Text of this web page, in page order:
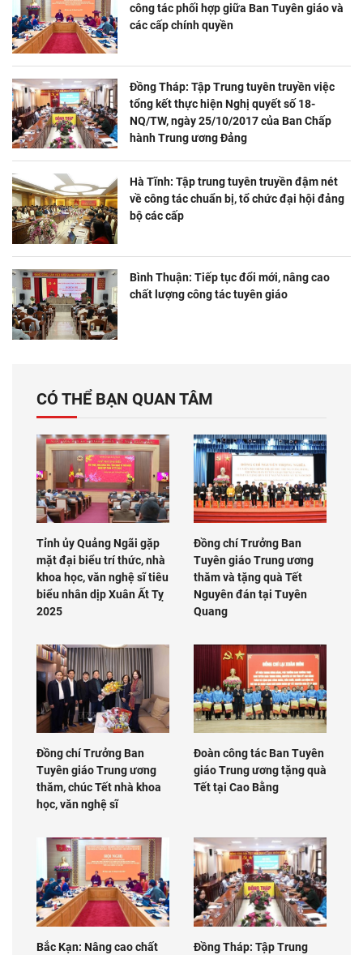
công tác phối hợp giữa Ban Tuyên giáo và
các cấp chính quyền
Đồng Tháp: Tập Trung tuyên truyền việc
tổng kết thực hiện Nghị quyết số 18-
NQ/TW, ngày 25/10/2017 của Ban Chấp
hành Trung ương Đảng
Hà Tĩnh: Tập trung tuyên truyền đậm nét
về công tác chuẩn bị, tổ chức đại hội đảng
bộ các cấp
Bình Thuận: Tiếp tục đổi mới, nâng cao
chất lượng công tác tuyên giáo
CÓ THỂ BẠN QUAN TÂM
Tỉnh ủy Quảng Ngãi gặp
mặt đại biểu trí thức, nhà
khoa học, văn nghệ sĩ tiêu
biểu nhân dịp Xuân Ất Tỵ
2025
Đồng chí Trưởng Ban
Tuyên giáo Trung ương
thăm và tặng quà Tết
Nguyên đán tại Tuyên
Quang
Đồng chí Trưởng Ban
Tuyên giáo Trung ương
thăm, chúc Tết nhà khoa
học, văn nghệ sĩ
Đoàn công tác Ban Tuyên
giáo Trung ương tặng quà
Tết tại Cao Bằng
Bắc Kạn: Nâng cao chất
Đồng Tháp: Tập Trung